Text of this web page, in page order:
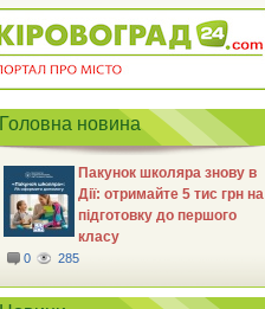
Головна новина
Пакунок школяра знову в
Дії: отримайте 5 тис грн на
підготовку до першого
класу
0 285